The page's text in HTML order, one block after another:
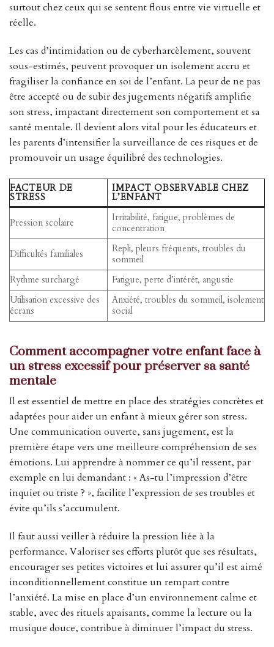
surtout chez ceux qui se sentent flous entre vie virtuelle et
réelle.
Les cas d’intimidation ou de cyberharcèlement, souvent
sous-estimés, peuvent provoquer un isolement accru et
fragiliser la confiance en soi de l’enfant. La peur de ne pas
être accepté ou de subir des jugements négatifs amplifie
son stress, impactant directement son comportement et sa
santé mentale. Il devient alors vital pour les éducateurs et
les parents d’intensifier la surveillance de ces risques et de
promouvoir un usage équilibré des technologies.
FACTEUR DE
STRESS
IMPACT OBSERVABLE CHEZ
L’ENFANT
Pression scolaire
Irritabilité, fatigue, problèmes de
concentration
Difficultés familiales
Repli, pleurs fréquents, troubles du
sommeil
Rythme surchargé
Fatigue, perte d’intérêt, angustie
Utilisation excessive des
écrans
Anxiété, troubles du sommeil, isolement
social
Comment accompagner votre enfant face à
un stress excessif pour préserver sa santé
mentale
Il est essentiel de mettre en place des stratégies concrètes et
adaptées pour aider un enfant à mieux gérer son stress.
Une communication ouverte, sans jugement, est la
première étape vers une meilleure compréhension de ses
émotions. Lui apprendre à nommer ce qu’il ressent, par
exemple en lui demandant : « As-tu l’impression d’être
inquiet ou triste ? », facilite l’expression de ses troubles et
évite qu’ils s’accumulent.
Il faut aussi veiller à réduire la pression liée à la
performance. Valoriser ses efforts plutôt que ses résultats,
encourager ses petites victoires et lui assurer qu’il est aimé
inconditionnellement constitue un rempart contre
l’anxiété. La mise en place d’un environnement calme et
stable, avec des rituels apaisants, comme la lecture ou la
musique douce, contribue à diminuer l’impact du stress.